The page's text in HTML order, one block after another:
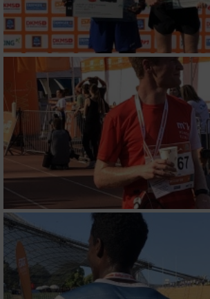
Verwendung reduzierter Daten zur
von Werbeanzeigen
Erstellung von Profilen für
Verwendung von Profilen zur Auswahl
personalisierter Werbung
Erstellung von Profilen zur
von Inhalten
Verwendung von Profilen zur Auswahl
personalisierter Inhalte
Messung der Werbeleistung
Messung der Performance von Inhalten